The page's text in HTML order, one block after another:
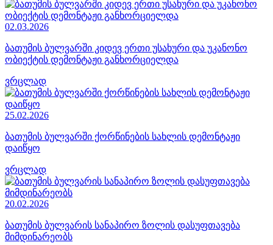
02.03.2026
ბათუმის ბულვარში კიდევ ერთი უსახური და უკანონო
ობიექტის დემონტაჟი განხორციელდა
ვრცლად
25.02.2026
ბათუმის ბულვარში ქორწინების სახლის დემონტაჟი
დაიწყო
ვრცლად
20.02.2026
ბათუმის ბულვარის სანაპირო ზოლის დასუფთავება
მიმდინარეობს